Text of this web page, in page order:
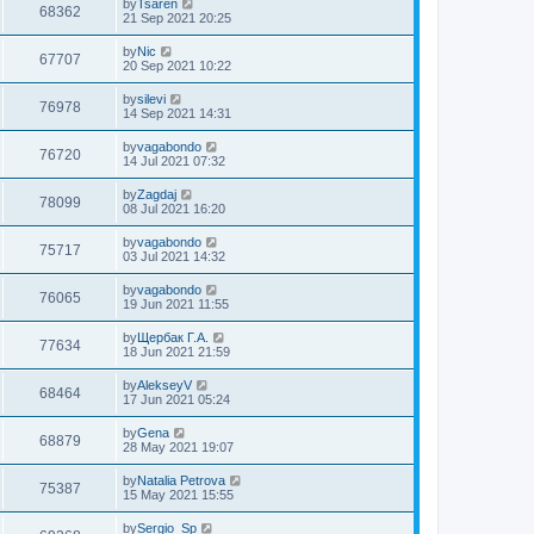
68362 byTsaren
21 Sep 2021 20:25
67707 byNic
20 Sep 2021 10:22
76978 bysilevi
14 Sep 2021 14:31
76720 byvagabondo
14 Jul 2021 07:32
78099 byZagdaj
08 Jul 2021 16:20
75717 byvagabondo
03 Jul 2021 14:32
76065 byvagabondo
19 Jun 2021 11:55
77634 byЩербак Г.А.
18 Jun 2021 21:59
68464 byAlekseyV
17 Jun 2021 05:24
68879 byGena
28 May 2021 19:07
75387 byNatalia Petrova
15 May 2021 15:55
bySergio_Sp